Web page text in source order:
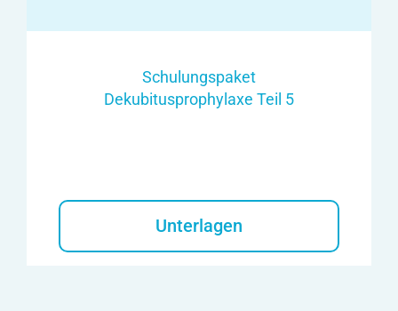
Schulungspaket
Dekubitusprophylaxe Teil 5
Unterlagen